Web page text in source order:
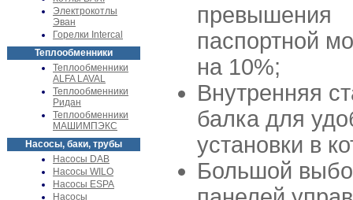
Электрокотлы
Эван
Горелки Intercal
Теплообменники
Теплообменники
ALFA LAVAL
Теплообменники
Ридан
Теплообменники
МАШИМПЭКС
Насосы, баки, трубы
Насосы DAB
Насосы WILO
Насосы ESPA
Насосы
превышения
паспортной
на 10%;
Внутренняя
балка для
установки в
Большой